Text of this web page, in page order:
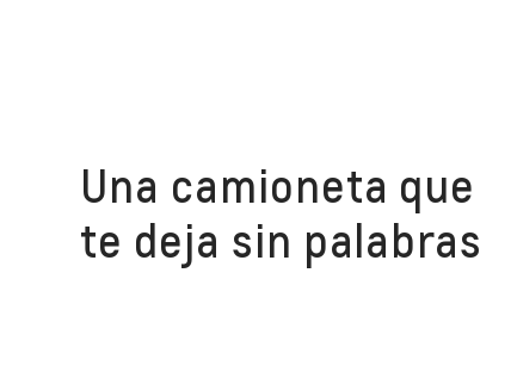
Una camioneta que
te deja sin palabras